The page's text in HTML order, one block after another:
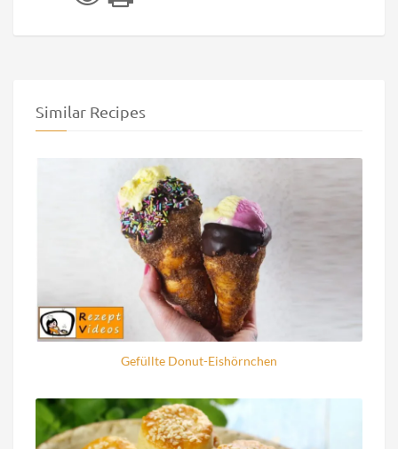
Similar Recipes
Gefüllte Donut-Eishörnchen